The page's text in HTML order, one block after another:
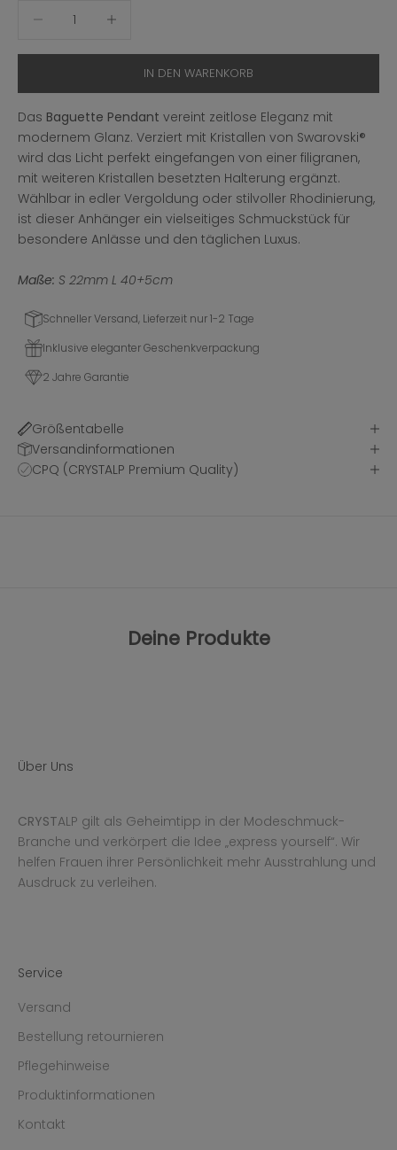
IN DEN WARENKORB
Das Baguette Pendant vereint zeitlose Eleganz mit
modernem Glanz. Verziert mit Kristallen von Swarovski®
wird das Licht perfekt eingefangen von einer filigranen,
mit weiteren Kristallen besetzten Halterung ergänzt.
Wählbar in edler Vergoldung oder stilvoller Rhodinierung,
ist dieser Anhänger ein vielseitiges Schmuckstück für
besondere Anlässe und den täglichen Luxus.
Maße: S 22mm L 40+5cm
Schneller Versand, Lieferzeit nur 1-2 Tage
Inklusive eleganter Geschenkverpackung
2 Jahre Garantie
Größentabelle
Versandinformationen
CPQ (CRYSTALP Premium Quality)
Deine Produkte
Über Uns
CRYSTALP gilt als Geheimtipp in der Modeschmuck-
Branche und verkörpert die Idee „express yourself“. Wir
helfen Frauen ihrer Persönlichkeit mehr Ausstrahlung und
Ausdruck zu verleihen.
Service
Versand
Bestellung retournieren
Pflegehinweise
Produktinformationen
Kontakt